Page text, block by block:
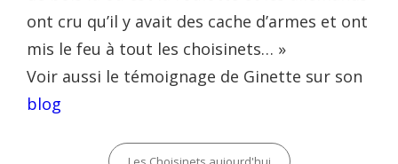
ont cru qu’il y avait des cache d’armes et ont
mis le feu à tout les choisinets… »
Voir aussi le témoignage de Ginette sur son
blog
Categories